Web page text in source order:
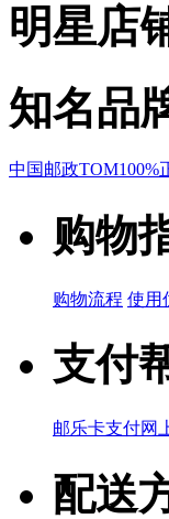
明星店
知名品
中国邮政TOM100%
购物
购物流程 使用
支付
邮乐卡支付网
配送